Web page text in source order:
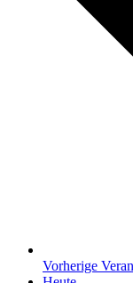
Vorherige